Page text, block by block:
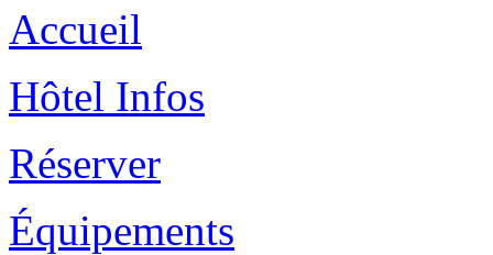
Accueil
Hôtel Infos
Réserver
Équipements